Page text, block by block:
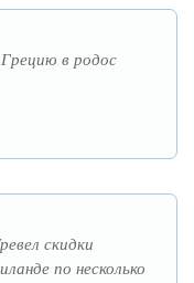
в родос
скидки
по несколько